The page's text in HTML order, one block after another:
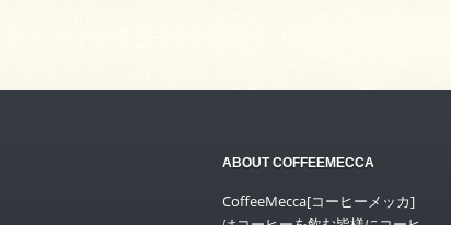
ABOUT COFFEEMECCA
CoffeeMecca[コーヒーメッカ]